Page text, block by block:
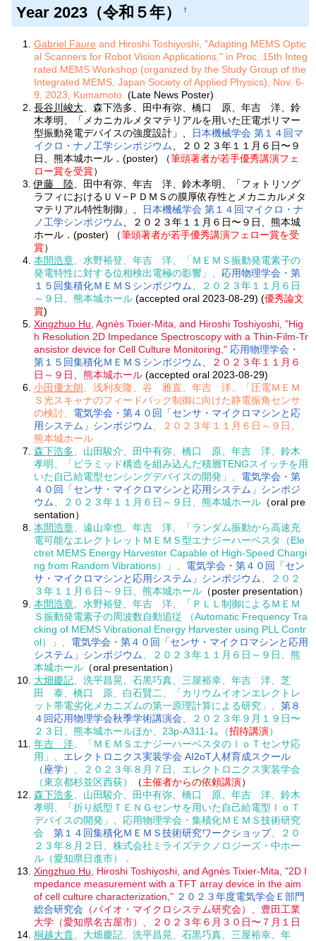
Year 2023（令和５年） †
Gabriel Faure and Hiroshi Toshiyoshi, "Adapting MEMS Optic
al Scanners for Robot Vision Applications," in Proc. 15th Integ
rated MEMS Workshop (organized by the Study Group of the
Integrated MEMS, Japan Society of Applied Physics), Nov. 6-
9, 2023, Kumamoto. (Late News Poster)
長谷川峻大 、森下浩多、田中有弥、橋口 原、年吉 洋、鈴
木孝明、「メカニカルメタマテリアルを用いた圧電ポリマー
型振動発電デバイスの強度設計」、
日本機械学会 第１４回マ
イクロ・ナノ工学シンポジウム
、２０２３年１１月６日〜９
日、熊本城ホール．(poster) （筆頭著者が若手優秀講演フェ
ロー賞を受賞）
伊藤 陸 、田中有弥、年吉 洋、鈴木孝明、「フォトリソグ
ラフィにおけるＵＶ−ＰＤＭＳの膜厚依存性とメカニカルメタ
マテリアル特性制御」、
日本機械学会 第１４回マイクロ・ナ
ノ工学シンポジウム
、２０２３年１１月６日〜９日、熊本城
ホール．(poster) （筆頭著者が若手優秀講演フェロー賞を受
賞）
本間浩章 、水野裕登、年吉 洋、「ＭＥＭＳ振動発電素子の
発電特性に対する位相検出電極の影響」、 応用物理学会・第
１５回集積化ＭＥＭＳシンポジウム
、２０２３年１１月６日
～９日、熊本城ホール (accepted oral 2023-08-29) (優秀論文
賞)
Xingzhuo Hu , Agnès Tixier-Mita, and Hiroshi Toshiyoshi, "Hig
h Resolution 2D Impedance Spectroscopy with a Thin-Film-Tr
ansistor device for Cell Culture Monitoring," 応用物理学会・
第１５回集積化ＭＥＭＳシンポジウム
、２０２３年１１月６
日～９日、熊本城ホール (accepted oral 2023-08-29)
小田優太朗 、浅利友隆、谷 雅直、年吉 洋、「圧電ＭＥＭ
Ｓ光スキャナのフィードバック制御に向けた静電振角センサ
の検討、 電気学会・第４０回「センサ・マイクロマシンと応
用システム」シンポジウム
、２０２３年１１月６日～９日、
熊本城ホール
森下浩多 、山田駿介、田中有弥、橋口 原、年吉 洋、鈴木
孝明、「ピラミッド構造を組み込んだ積層TENGスイッチを用
いた自己給電型センシングデバイスの開発」、 電気学会・第
４０回「センサ・マイクロマシンと応用システム」シンポジ
ウム
、２０２３年１１月６日～９日、熊本城ホール （oral pre
sentation）
本間浩章 、遠山幸也、年吉 洋、「ランダム振動から高速充
電可能なエレクトレットＭＥＭＳ型エナジーハーベスタ（Ele
ctret MEMS Energy Harvester Capable of High-Speed Chargi
ng from Random Vibrations）」、 電気学会・第４０回「セン
サ・マイクロマシンと応用システム」シンポジウム
、２０２
３年１１月６日～９日、熊本城ホール （poster presentation）
本間浩章 、水野裕登、年吉 洋、「ＰＬＬ制御によるＭＥＭ
Ｓ振動発電素子の周波数自動追従 （Automatic Frequency Tra
cking of MEMS Vibrational Energy Harvester using PLL Contr
ol）」、 電気学会・第４０回「センサ・マイクロマシンと応用
システム」シンポジウム
、２０２３年１１月６日～９日、熊
本城ホール （oral presentation）
大畑慶記 、洗平昌晃、石黒巧真、三屋裕幸、年吉 洋、芝
田 泰、橋口 原、白石賢二、「カリウムイオンエレクトレ
ット帯電劣化メカニズムの第一原理計算による研究」、第８
４回応用物理学会秋季学術講演会 、２０２３年９月１９日〜
２３日、熊本城ホールほか、23p-A311-1｡（招待講演）
年吉 洋 、「ＭＥＭＳエナジーハーベスタのＩｏＴセンサ応
用」、 エレクトロニクス実装学会 AI2oT人材育成スクール
（座学）
、２０２３年８月７日、エレクトロニクス実装学会
（東京都杉並区西荻）
（主催者からの依頼講演）
森下浩多 、山田駿介、田中有弥、橋口 原、年吉 洋、鈴木
孝明、「折り紙型ＴＥＮＧセンサを用いた自己給電型ＩｏＴ
デバイスの開発」、応用物理学会・集積化ＭＥＭＳ技術研究
会第１４回集積化ＭＥＭＳ技術研究ワークショップ、２０
２３年８月２日、株式会社ミライズテクノロジーズ・中ホー
ル（愛知県日進市）．
Xingzhuo Hu , Hiroshi Toshiyoshi, and Agnès Tixier-Mita, "2D I
mpedance measurement with a TFT array device in the aim
of cell culture characterization," ２０２３年度電気学会Ｅ部門
総合研究会 （バイオ・マイクロシステム研究会）、豊田工業
大学（愛知県名古屋市）、２０２３年６月３０日〜７月１日
桐越大貴 、大畑慶記、洗平昌晃、石黒巧真、三屋裕幸、年